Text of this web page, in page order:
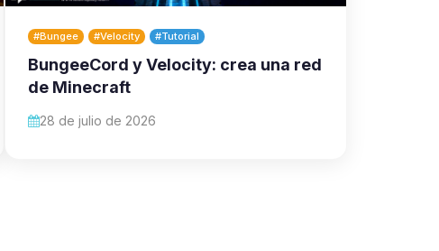
#Bungee #Velocity #Tutorial
BungeeCord y Velocity: crea una red
de Minecraft
28 de julio de 2026